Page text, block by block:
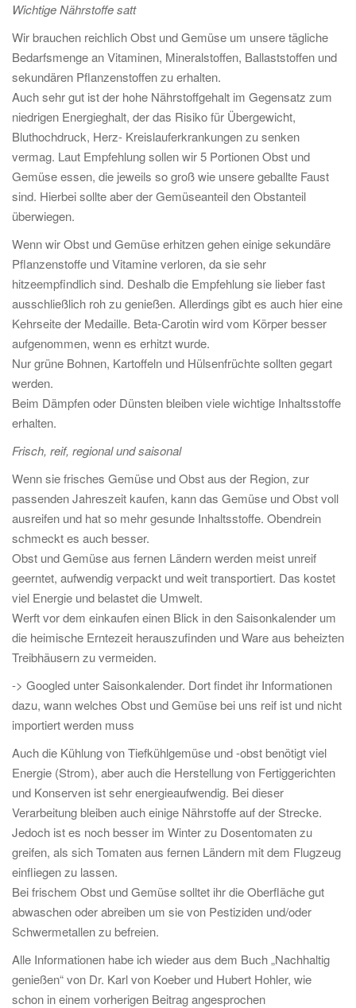
Wichtige Nährstoffe satt
Wir brauchen reichlich Obst und Gemüse um unsere tägliche
Bedarfsmenge an Vitaminen, Mineralstoffen, Ballaststoffen und
sekundären Pflanzenstoffen zu erhalten.
Auch sehr gut ist der hohe Nährstoffgehalt im Gegensatz zum
niedrigen Energieghalt, der das Risiko für Übergewicht,
Bluthochdruck, Herz- Kreislauferkrankungen zu senken
vermag. Laut Empfehlung sollen wir 5 Portionen Obst und
Gemüse essen, die jeweils so groß wie unsere geballte Faust
sind. Hierbei sollte aber der Gemüseanteil den Obstanteil
überwiegen.
Wenn wir Obst und Gemüse erhitzen gehen einige sekundäre
Pflanzenstoffe und Vitamine verloren, da sie sehr
hitzeempfindlich sind. Deshalb die Empfehlung sie lieber fast
ausschließlich roh zu genießen. Allerdings gibt es auch hier eine
Kehrseite der Medaille. Beta-Carotin wird vom Körper besser
aufgenommen, wenn es erhitzt wurde.
Nur grüne Bohnen, Kartoffeln und Hülsenfrüchte sollten gegart
werden.
Beim Dämpfen oder Dünsten bleiben viele wichtige Inhaltsstoffe
erhalten.
Frisch, reif, regional und saisonal
Wenn sie frisches Gemüse und Obst aus der Region, zur
passenden Jahreszeit kaufen, kann das Gemüse und Obst voll
ausreifen und hat so mehr gesunde Inhaltsstoffe. Obendrein
schmeckt es auch besser.
Obst und Gemüse aus fernen Ländern werden meist unreif
geerntet, aufwendig verpackt und weit transportiert. Das kostet
viel Energie und belastet die Umwelt.
Werft vor dem einkaufen einen Blick in den Saisonkalender um
die heimische Erntezeit herauszufinden und Ware aus beheizten
Treibhäusern zu vermeiden.
-> Googled unter Saisonkalender. Dort findet ihr Informationen
dazu, wann welches Obst und Gemüse bei uns reif ist und nicht
importiert werden muss
Auch die Kühlung von Tiefkühlgemüse und -obst benötigt viel
Energie (Strom), aber auch die Herstellung von Fertiggerichten
und Konserven ist sehr energieaufwendig. Bei dieser
Verarbeitung bleiben auch einige Nährstoffe auf der Strecke.
Jedoch ist es noch besser im Winter zu Dosentomaten zu
greifen, als sich Tomaten aus fernen Ländern mit dem Flugzeug
einfliegen zu lassen.
Bei frischem Obst und Gemüse solltet ihr die Oberfläche gut
abwaschen oder abreiben um sie von Pestiziden und/oder
Schwermetallen zu befreien.
Alle Informationen habe ich wieder aus dem Buch „Nachhaltig
genießen“ von Dr. Karl von Koeber und Hubert Hohler, wie
schon in einem vorherigen Beitrag angesprochen